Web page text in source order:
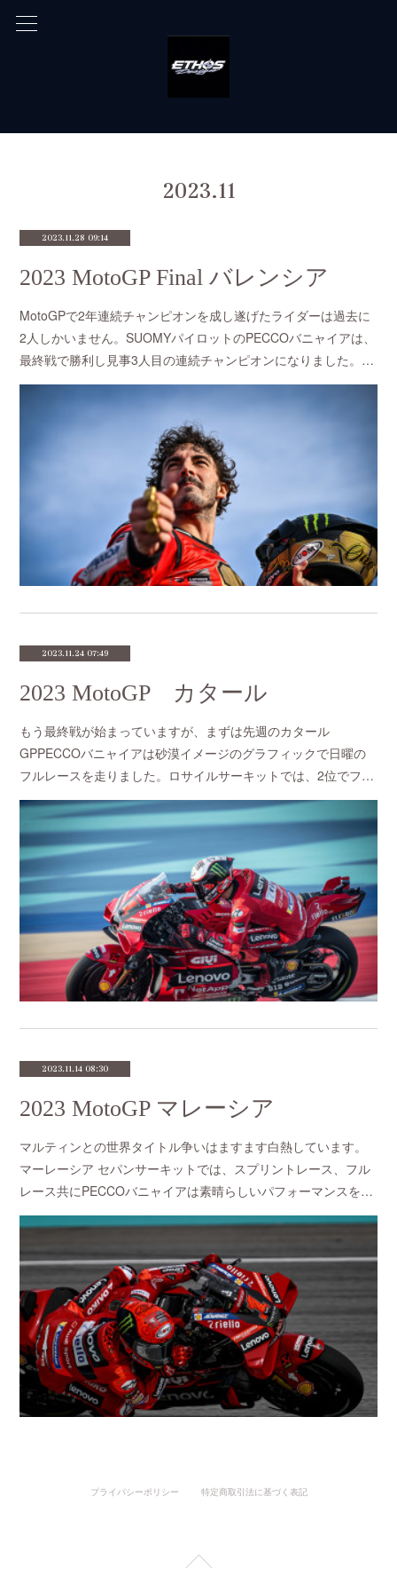
2023.11
2023.11.28 09:14
2023 MotoGP Final バレンシア
MotoGPで2年連続チャンピオンを成し遂げたライダーは過去に
2人しかいません。SUOMYパイロットのPECCOバニャイアは、
最終戦で勝利し見事3人目の連続チャンピオンになりました。…
2023.11.24 07:49
2023 MotoGP カタール
もう最終戦が始まっていますが、まずは先週のカタール
GPPECCOバニャイアは砂漠イメージのグラフィックで日曜の
フルレースを走りました。ロサイルサーキットでは、2位でフ…
2023.11.14 08:30
2023 MotoGP マレーシア
マルティンとの世界タイトル争いはますます白熱しています。
マーレーシア セパンサーキットでは、スプリントレース、フル
レース共にPECCOバニャイアは素晴らしいパフォーマンスを…
プライバシーポリシー 特定商取引法に基づく表記